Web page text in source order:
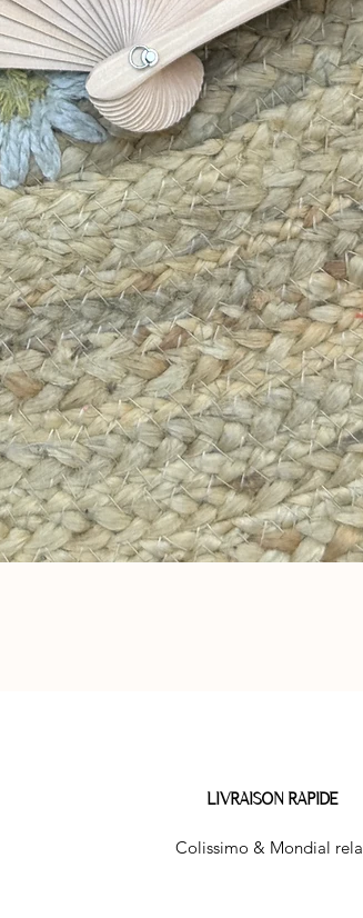
LIVRAISON RAPIDE
Colissimo & Mondial